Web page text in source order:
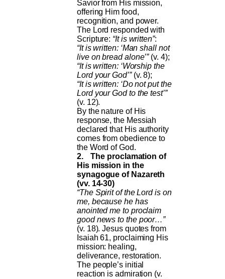
Savior from His mission,
offering Him food,
recognition, and power.
The Lord responded with
Scripture: “It is written”:
“It is written: ‘Man shall not
live on bread alone’”(v. 4);
“It is written: ‘Worship the
Lord your God’”(v. 8);
“It is written: ‘Do not put the
Lord your God to the test’”
(v. 12).
By the nature of His
response, the Messiah
declared that His authority
comes from obedience to
the Word of God.
2.
The proclamation of
His mission in the
synagogue of Nazareth
(vv. 14-30)
“The Spirit of the Lord is on
me, because he has
anointed me to proclaim
good news to the poor…”
(v. 18). Jesus quotes from
Isaiah 61, proclaiming His
mission: healing,
deliverance, restoration.
The people’s initial
reaction is admiration (v.